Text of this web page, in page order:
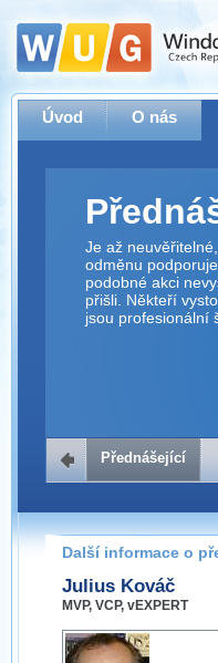
Úvod O nás
Je až
odměnu
podobné akci
přišli. Někteří
jsou profesionální
Přednášející
Další informace o
Julius Kováč
MVP, VCP, vEXPERT